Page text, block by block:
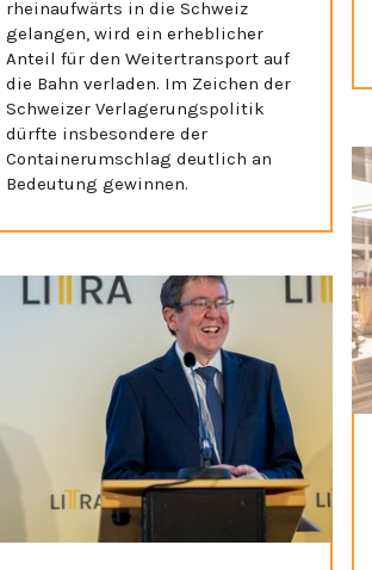
rheinaufwärts in die Schweiz
gelangen, wird ein erheblicher
Anteil für den Weitertransport auf
die Bahn verladen. Im Zeichen der
Schweizer Verlagerungspolitik
dürfte insbesondere der
Containerumschlag deutlich an
Bedeutung gewinnen.